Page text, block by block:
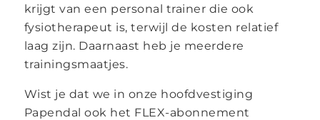
krijgt van een personal trainer die ook
fysiotherapeut is, terwijl de kosten relatief
laag zijn. Daarnaast heb je meerdere
trainingsmaatjes.
Wist je dat we in onze hoofdvestiging
Papendal ook het FLEX-abonnement